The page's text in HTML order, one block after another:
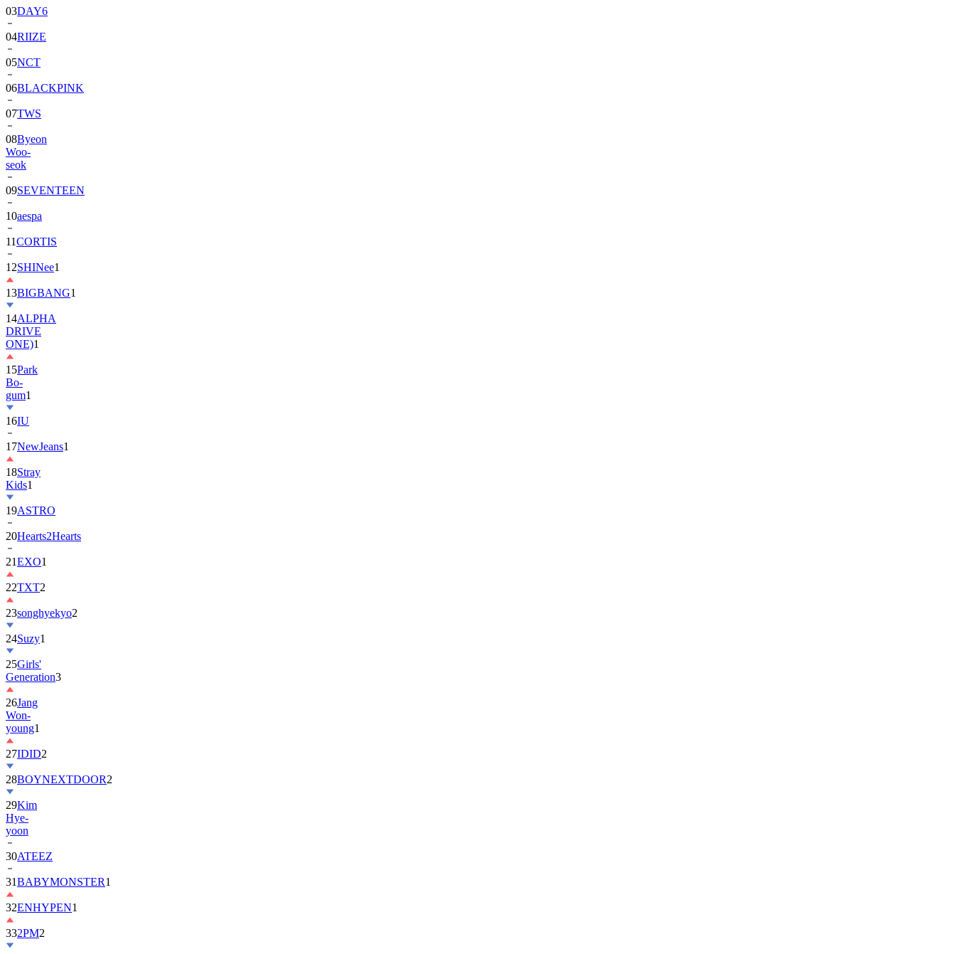
04RIIZE
05NCT
06BLACKPINK
07TWS
08Byeon
Woo-
seok
09SEVENTEEN
10aespa
11CORTIS
12SHINee1
13BIGBANG
14ALPHA
DRIVE
ONE)1
15Park
Bo-
gum1
16IU
17NewJeans
18Stray
Kids
19ASTRO
20Hearts2Hearts
21EXO1
22TXT2
23songhyekyo
24Suzy1
25Girls'
Generation
26Jang
Won-
young1
27IDID
28BOYNEXTDOOR
29Kim
Hye-
yoon
30ATEEZ
31BABYMONSTER
32ENHYPEN1
332PM2
34ILLIT